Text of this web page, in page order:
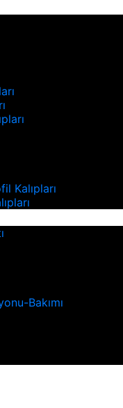
Kalıpları
Bakımı